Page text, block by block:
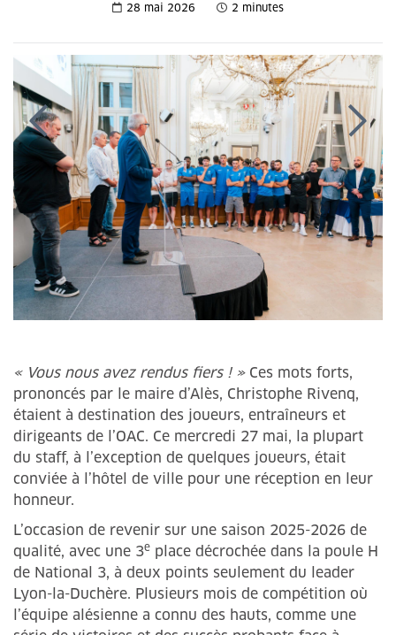
28 mai 2026 2 minutes
« Vous nous avez rendus fiers ! »Ces mots forts,
prononcés par le maire d’Alès, Christophe Rivenq,
étaient à destination des joueurs, entraîneurs et
dirigeants de l’OAC. Ce mercredi 27 mai, la plupart
du staff, à l’exception de quelques joueurs, était
conviée à l’hôtel de ville pour une réception en leur
honneur.
L’occasion de revenir sur une saison 2025-2026 de
qualité, avec une 3e place décrochée dans la poule H
de National 3, à deux points seulement du leader
Lyon-la-Duchère. Plusieurs mois de compétition où
l’équipe alésienne a connu des hauts, comme une